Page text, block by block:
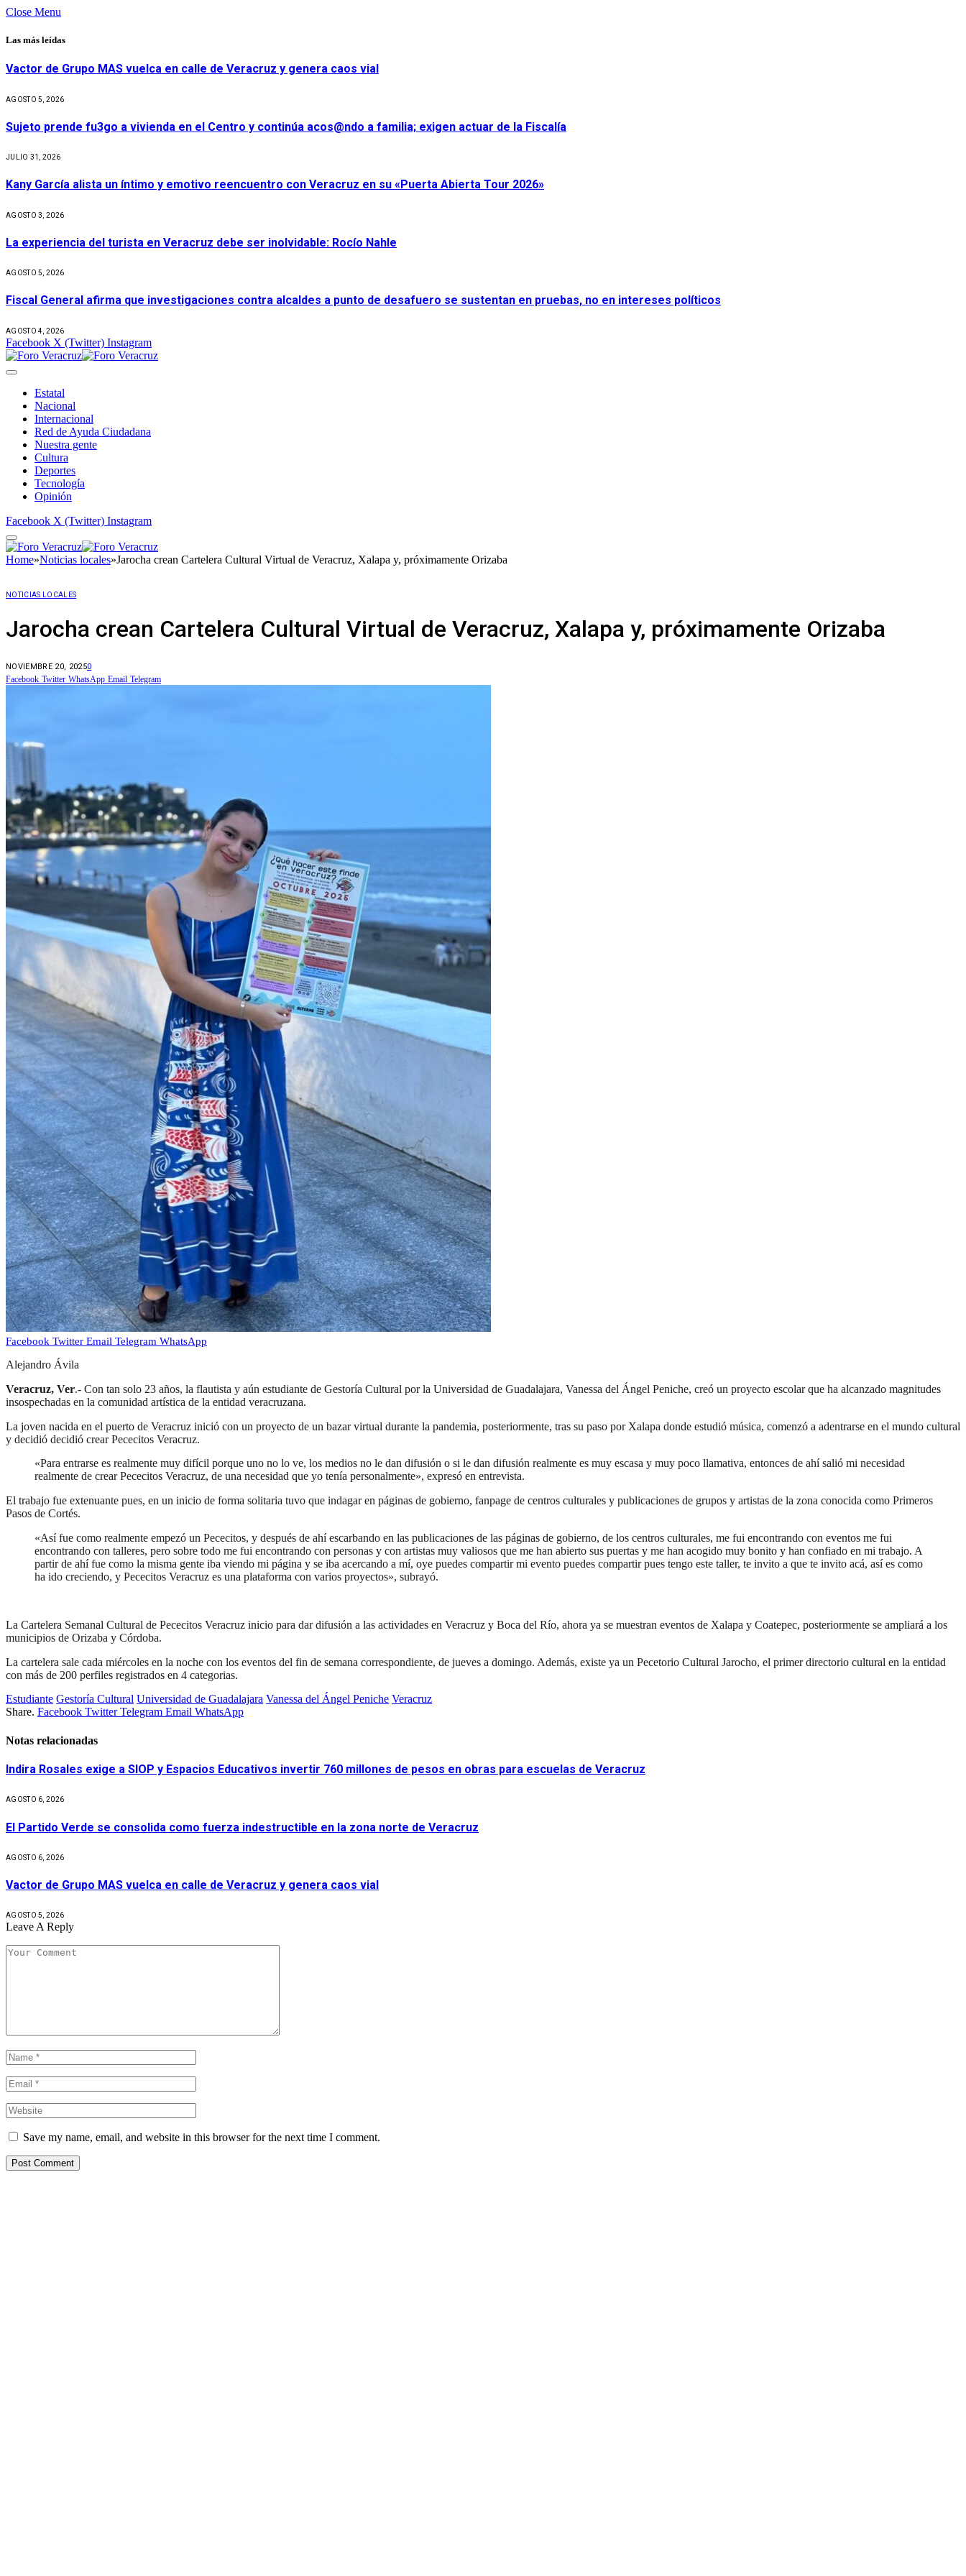
Close Menu
Las más leídas
Vactor de Grupo MAS vuelca en calle de Veracruz y genera caos vial
AGOSTO 5, 2026
Sujeto prende fu3go a vivienda en el Centro y continúa acos@ndo a familia; exigen actuar de la Fiscalía
JULIO 31, 2026
Kany García alista un íntimo y emotivo reencuentro con Veracruz en su «Puerta Abierta Tour 2026»
AGOSTO 3, 2026
La experiencia del turista en Veracruz debe ser inolvidable: Rocío Nahle
AGOSTO 5, 2026
Fiscal General afirma que investigaciones contra alcaldes a punto de desafuero se sustentan en pruebas, no en intereses políticos
AGOSTO 4, 2026
Facebook X (Twitter) Instagram
Estatal
Nacional
Internacional
Red de Ayuda Ciudadana
Nuestra gente
Cultura
Deportes
Tecnología
Opinión
Facebook X (Twitter) Instagram
Home»Noticias locales»Jarocha crean Cartelera Cultural Virtual de Veracruz, Xalapa y, próximamente Orizaba
NOTICIAS LOCALES
Jarocha crean Cartelera Cultural Virtual de Veracruz, Xalapa y, próximamente Orizaba
NOVIEMBRE 20, 20250
Facebook Twitter WhatsApp Email Telegram
Facebook Twitter Email Telegram WhatsApp
Alejandro Ávila
Veracruz, Ver.- Con tan solo 23 años, la flautista y aún estudiante de Gestoría Cultural por la Universidad de Guadalajara, Vanessa del Ángel Peniche, creó un proyecto escolar que ha alcanzado magnitudes
insospechadas en la comunidad artística de la entidad veracruzana.
La joven nacida en el puerto de Veracruz inició con un proyecto de un bazar virtual durante la pandemia, posteriormente, tras su paso por Xalapa donde estudió música, comenzó a adentrarse en el mundo cultural
y decidió decidió crear Pececitos Veracruz.
«Para entrarse es realmente muy difícil porque uno no lo ve, los medios no le dan difusión o si le dan difusión realmente es muy escasa y muy poco llamativa, entonces de ahí salió mi necesidad
realmente de crear Pececitos Veracruz, de una necesidad que yo tenía personalmente», expresó en entrevista.
El trabajo fue extenuante pues, en un inicio de forma solitaria tuvo que indagar en páginas de gobierno, fanpage de centros culturales y publicaciones de grupos y artistas de la zona conocida como Primeros
Pasos de Cortés.
«Así fue como realmente empezó un Pececitos, y después de ahí escarbando en las publicaciones de las páginas de gobierno, de los centros culturales, me fui encontrando con eventos me fui
encontrando con talleres, pero sobre todo me fui encontrando con personas y con artistas muy valiosos que me han abierto sus puertas y me han acogido muy bonito y han confiado en mi trabajo. A
partir de ahí fue como la misma gente iba viendo mi página y se iba acercando a mí, oye puedes compartir mi evento puedes compartir pues tengo este taller, te invito a que te invito acá, así es como
ha ido creciendo, y Pececitos Veracruz es una plataforma con varios proyectos», subrayó.
La Cartelera Semanal Cultural de Pececitos Veracruz inicio para dar difusión a las actividades en Veracruz y Boca del Río, ahora ya se muestran eventos de Xalapa y Coatepec, posteriormente se ampliará a los
municipios de Orizaba y Córdoba.
La cartelera sale cada miércoles en la noche con los eventos del fin de semana correspondiente, de jueves a domingo. Además, existe ya un Pecetorio Cultural Jarocho, el primer directorio cultural en la entidad
con más de 200 perfiles registrados en 4 categorias.
Estudiante Gestoría Cultural Universidad de Guadalajara Vanessa del Ángel Peniche Veracruz
Share. Facebook Twitter Telegram Email WhatsApp
Notas relacionadas
Indira Rosales exige a SIOP y Espacios Educativos invertir 760 millones de pesos en obras para escuelas de Veracruz
AGOSTO 6, 2026
El Partido Verde se consolida como fuerza indestructible en la zona norte de Veracruz
AGOSTO 6, 2026
Vactor de Grupo MAS vuelca en calle de Veracruz y genera caos vial
AGOSTO 5, 2026
Leave A Reply
Save my name, email, and website in this browser for the next time I comment.